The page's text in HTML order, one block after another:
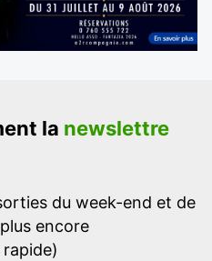
la newslettre
du week-end et de
encore